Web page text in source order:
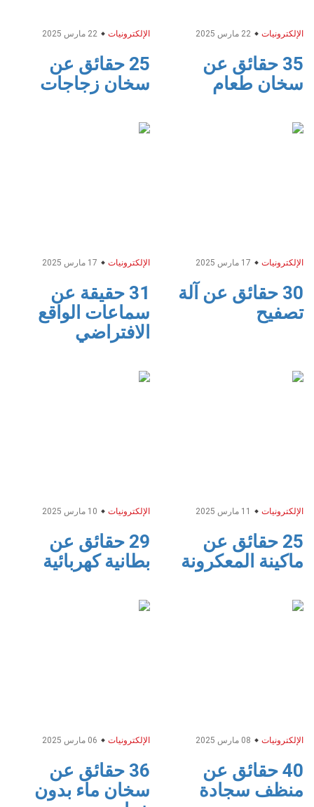
الإلكترونيات
35 حقائق عن
سخان طعام
الإلكترونيات
25 حقائق عن
سخان زجاجات
الإلكترونيات
30 حقائق عن آلة
تصفيح
الإلكترونيات
31 حقيقة عن
سماعات الواقع
الافتراضي
الإلكترونيات
25 حقائق عن
ماكينة المعكرونة
الإلكترونيات
29 حقائق عن
بطانية كهربائية
الإلكترونيات
40 حقائق عن
منظف سجادة
الإلكترونيات
36 حقائق عن
سخان ماء بدون